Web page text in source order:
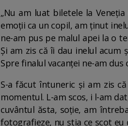
„Nu am luat biletele la
emoții ca un copil, am ținut
ne-am pus pe malul apei la o
Și am zis că îi dau inelul
Spre finalul vacanței ne-am
S-a făcut întuneric și am zis
momentul. L-am scos, i l-am
cuvântul ăsta, soție, am
fotografieze, nu știa ce scot eu